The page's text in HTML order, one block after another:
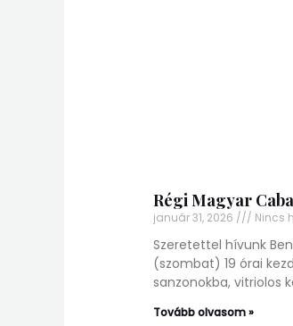
Régi Magyar
január 31, 2026 Nincs
Szeretettel hívunk
(szombat) 19 órai
sanzonokba, vitriolos
Tovább olvasom »